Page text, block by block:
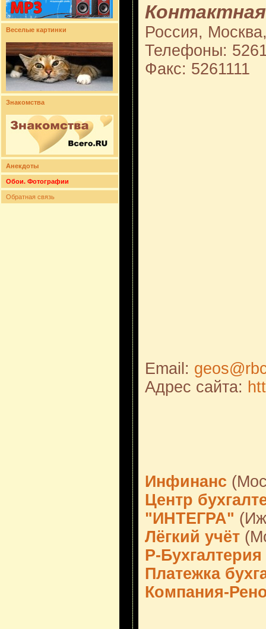
Веселые картинки
Знакомства
Анекдоты
Обои. Фотографии
Обратная связь
Россия,
Телефоны:
Факс: 5261111
Email:
Адрес сайта:
Инфинанс
Центр
"ИНТЕГРА"
Лёгкий учёт
Р-Бухгалтерия
Платежка
Компания-